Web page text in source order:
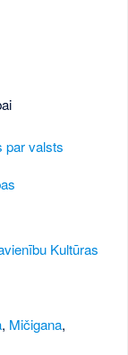
par valsts
Kultūras
, Mičigana,